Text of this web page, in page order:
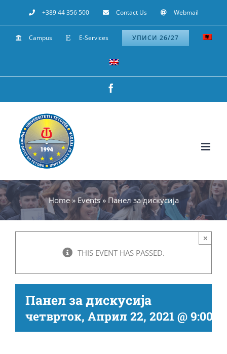
to
content
+389 44 356 500 Contact Us Webmail
Campus E-Services УПИСИ 26/27
Home» Events» Панел за дискусија
THIS EVENT HAS PASSED.
×
Панел за дискусија
четврток, Април 22, 2021 @ 9:00